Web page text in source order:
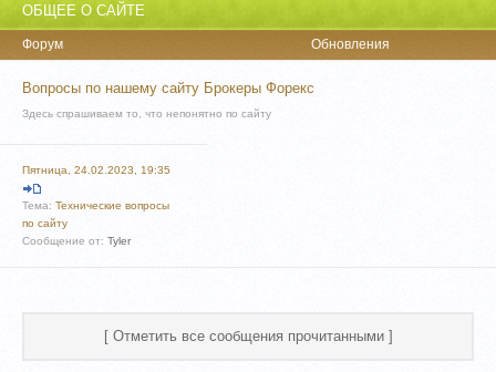
ОБЩЕЕ О САЙТЕ
Форум Обновления
Вопросы по нашему сайту Брокеры Форекс
Здесь спрашиваем то, что непонятно по сайту
Пятница, 24.02.2023, 19:35
Тема:Технические вопросы
по сайту
Сообщение от:Tyler
[ Отметить все сообщения прочитанными]